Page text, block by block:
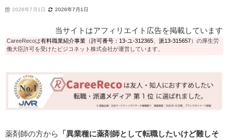
2026年7月1日 2026年7月1日
当サイトはアフィリエイト広告を掲載しています
CareeRecoは有料職業紹介事業 （許可番号：13-ユ-312365、 派13-315657）の厚生労
働大臣許可を受けたビジコネット株式会社が運営しています。
薬剤師の方から
「異業種に薬剤師として転職したいけど難しそ